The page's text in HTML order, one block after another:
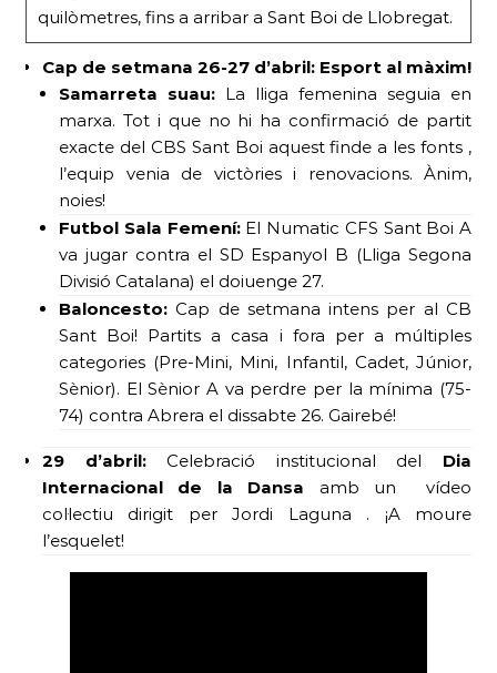
quilòmetres, fins a arribar a Sant Boi de Llobregat.
Cap de setmana 26-27 d’abril: Esport al màxim!
Samarreta suau: La lliga femenina seguia en
marxa. Tot i que no hi ha confirmació de partit
exacte del CBS Sant Boi aquest finde a les fonts ,
l’equip venia de victòries i renovacions. Ànim,
noies!
Futbol Sala Femení:El Numatic CFS Sant Boi A
va jugar contra el SD Espanyol B (Lliga Segona
Divisió Catalana) el doiuenge 27.
Baloncesto: Cap de setmana intens per al CB
Sant Boi! Partits a casa i fora per a múltiples
categories (Pre-Mini, Mini, Infantil, Cadet, Júnior,
Sènior). El Sènior A va perdre per la mínima (75-
74) contra Abrera el dissabte 26. Gairebé!
29 d’abril:Celebració institucional del Dia
Internacional de la Dansa amb un vídeo
col·lectiu dirigit per Jordi Laguna . ¡A moure
l’esquelet!